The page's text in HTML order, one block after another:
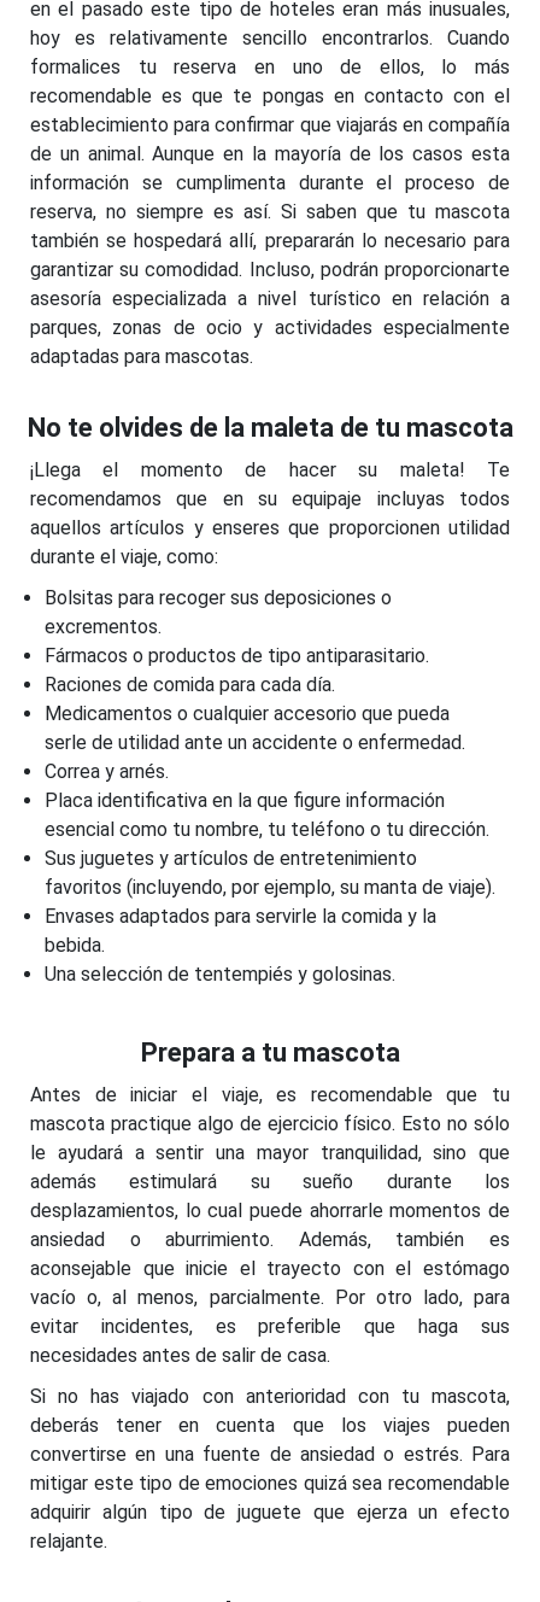
en el pasado este tipo de hoteles eran más inusuales,
hoy es relativamente sencillo encontrarlos. Cuando
formalices tu reserva en uno de ellos, lo más
recomendable es que te pongas en contacto con el
establecimiento para confirmar que viajarás en compañía
de un animal. Aunque en la mayoría de los casos esta
información se cumplimenta durante el proceso de
reserva, no siempre es así. Si saben que tu mascota
también se hospedará allí, prepararán lo necesario para
garantizar su comodidad. Incluso, podrán proporcionarte
asesoría especializada a nivel turístico en relación a
parques, zonas de ocio y actividades especialmente
adaptadas para mascotas.
No te olvides de la maleta de tu mascota
¡Llega el momento de hacer su maleta! Te
recomendamos que en su equipaje incluyas todos
aquellos artículos y enseres que proporcionen utilidad
durante el viaje, como:
Bolsitas para recoger sus deposiciones o
excrementos.
Fármacos o productos de tipo antiparasitario.
Raciones de comida para cada día.
Medicamentos o cualquier accesorio que pueda
serle de utilidad ante un accidente o enfermedad.
Correa y arnés.
Placa identificativa en la que figure información
esencial como tu nombre, tu teléfono o tu dirección.
Sus juguetes y artículos de entretenimiento
favoritos (incluyendo, por ejemplo, su manta de viaje).
Envases adaptados para servirle la comida y la
bebida.
Una selección de tentempiés y golosinas.
Prepara a tu mascota
Antes de iniciar el viaje, es recomendable que tu
mascota practique algo de ejercicio físico. Esto no sólo
le ayudará a sentir una mayor tranquilidad, sino que
además estimulará su sueño durante los
desplazamientos, lo cual puede ahorrarle momentos de
ansiedad o aburrimiento. Además, también es
aconsejable que inicie el trayecto con el estómago
vacío o, al menos, parcialmente. Por otro lado, para
evitar incidentes, es preferible que haga sus
necesidades antes de salir de casa.
Si no has viajado con anterioridad con tu mascota,
deberás tener en cuenta que los viajes pueden
convertirse en una fuente de ansiedad o estrés. Para
mitigar este tipo de emociones quizá sea recomendable
adquirir algún tipo de juguete que ejerza un efecto
relajante.